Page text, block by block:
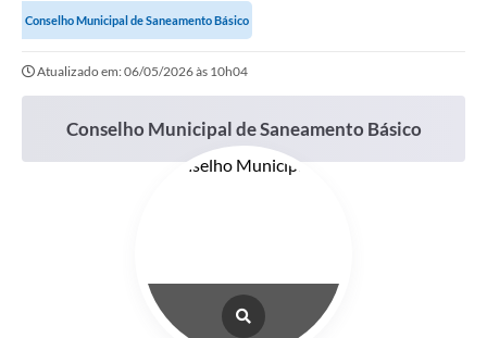
Conselho Municipal de Saneamento Básico
Atualizado em: 06/05/2026 às 10h04
Conselho Municipal de Saneamento Básico